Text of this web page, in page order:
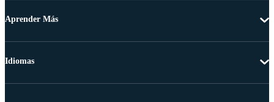
Aprender Más
Idiomas